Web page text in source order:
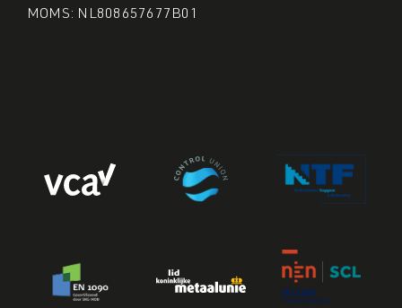
MOMS: NL808657677B01